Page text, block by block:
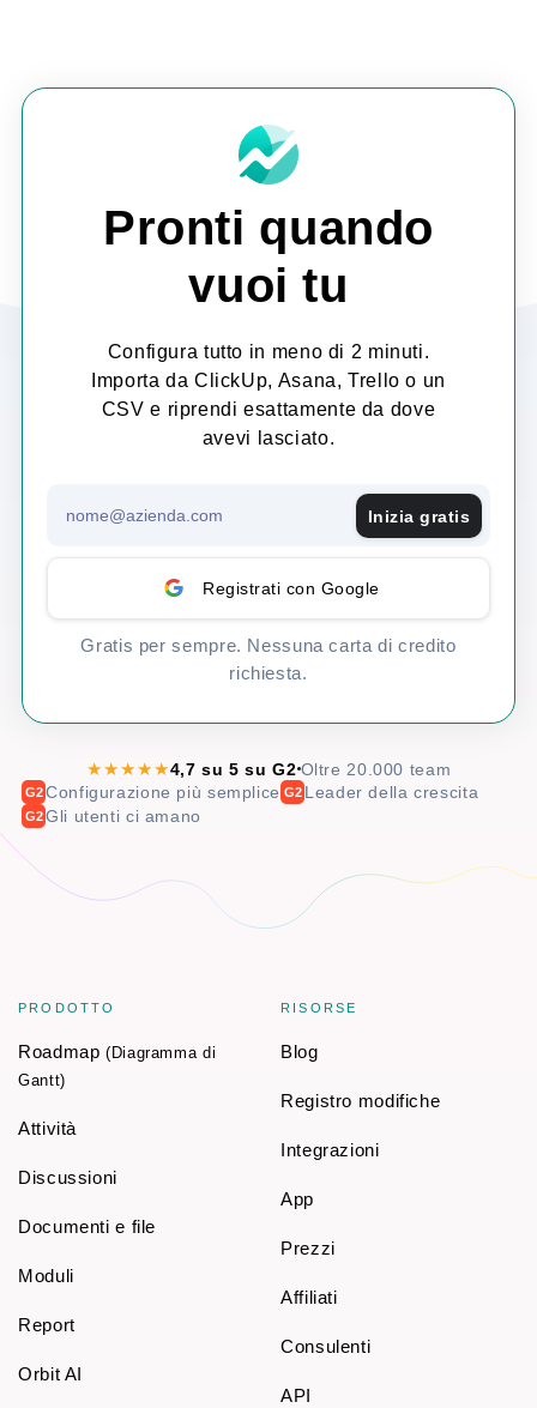
Pronti quando
vuoi tu
Configura tutto in meno di 2 minuti.
Importa da ClickUp, Asana, Trello o un
CSV e riprendi esattamente da dove
avevi lasciato.
Inizia gratis
Registrati con Google
Gratis per sempre. Nessuna carta di credito
richiesta.
★★★★★4,7 su 5 su G2 Oltre 20.000 team
G2 Configurazione più semplice G2 Leader della crescita
G2 Gli utenti ci amano
PRODOTTO
Roadmap(Diagramma di
Gantt)
Attività
Discussioni
Documenti e file
Moduli
Report
Orbit AI
RISORSE
Blog
Registro modifiche
Integrazioni
App
Prezzi
Affiliati
Consulenti
API